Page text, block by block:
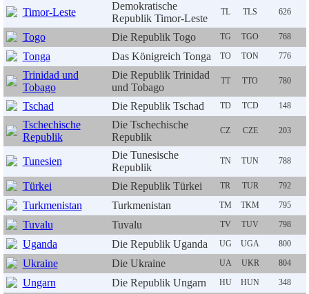
Timor-Leste
Demokratische
Republik Timor-Leste
TL TLS 626
Togo Die Republik Togo TG TGO 768
Tonga Das Königreich Tonga TO TON 776
Trinidad und
Tobago
Die Republik Trinidad
und Tobago
TT TTO 780
Tschad Die Republik Tschad TD TCD 148
Tschechische
Republik
Die Tschechische
Republik
CZ CZE 203
Tunesien
Die Tunesische
Republik
TN TUN 788
Türkei Die Republik Türkei TR TUR 792
Turkmenistan Turkmenistan TM TKM 795
Tuvalu Tuvalu TV TUV 798
Uganda Die Republik Uganda UG UGA 800
Ukraine Die Ukraine UA UKR 804
Ungarn Die Republik Ungarn HU HUN 348